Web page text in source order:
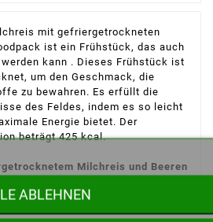
mit gefriergetrockneten
ist ein Frühstück, das auch
kann . Dieses Frühstück ist
um den Geschmack, die
zu bewahren. Es erfüllt die
des Feldes, indem es so leicht
Energie bietet. Der
beträgt 425 kcal.
Milchreis und Beeren
ABLEHNEN